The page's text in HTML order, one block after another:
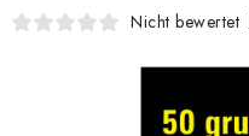
SCHACHUHREN
SCHACHBÜCHER
Nicht bewertet